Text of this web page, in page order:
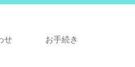
せ お手続き